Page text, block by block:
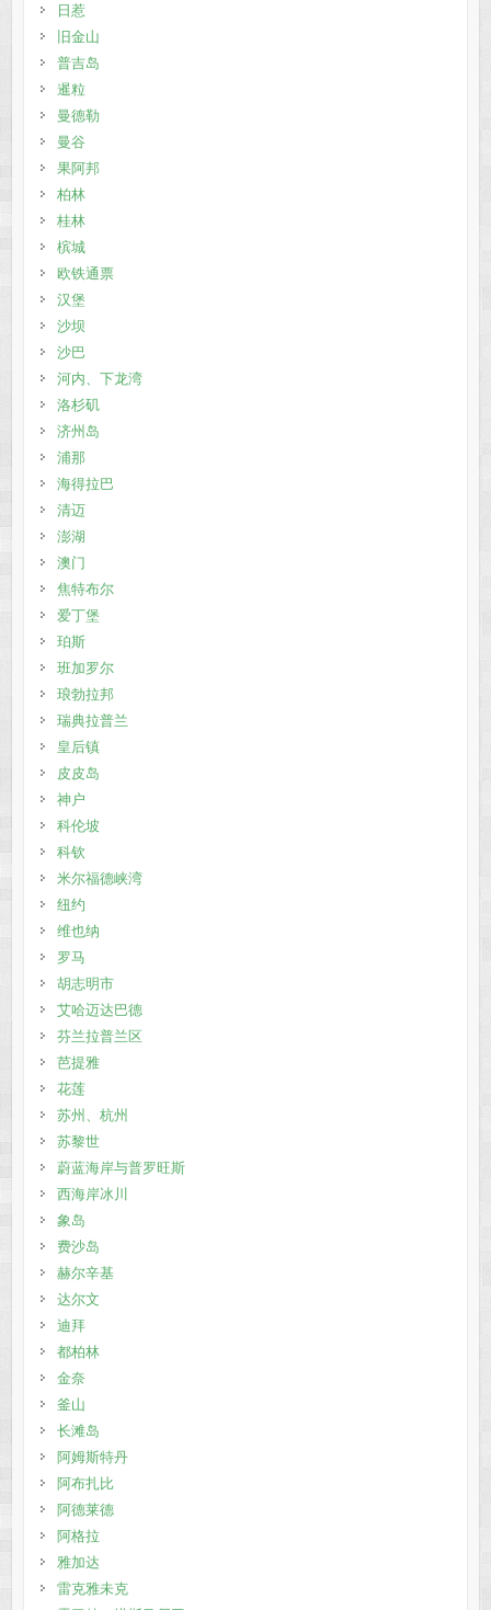
日惹
旧金山
普吉岛
暹粒
曼德勒
曼谷
果阿邦
柏林
桂林
槟城
欧铁通票
汉堡
沙坝
沙巴
河内、下龙湾
洛杉矶
济州岛
浦那
海得拉巴
清迈
澎湖
澳门
焦特布尔
爱丁堡
珀斯
班加罗尔
琅勃拉邦
瑞典拉普兰
皇后镇
皮皮岛
神户
科伦坡
科钦
米尔福德峡湾
纽约
维也纳
罗马
胡志明市
艾哈迈达巴德
芬兰拉普兰区
芭提雅
花莲
苏州、杭州
苏黎世
蔚蓝海岸与普罗旺斯
西海岸冰川
象岛
费沙岛
赫尔辛基
达尔文
迪拜
都柏林
金奈
釜山
长滩岛
阿姆斯特丹
阿布扎比
阿德莱德
阿格拉
雅加达
雷克雅未克